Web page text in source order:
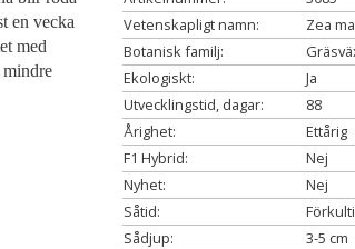
en vecka
med
Vetenskapligt namn:
Zea
Botanisk familj:
Ekologiskt:
Ja
Utvecklingstid, dagar:
88
Årighet:
Ettårig
F1 Hybrid:
Nej
Nyhet:
Nej
Såtid:
Sådjup:
3-5 cm